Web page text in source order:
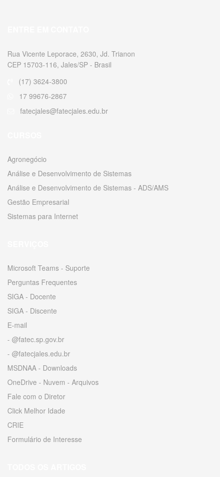
Rua Vicente Leporace, 2630, Jd. Trianon
CEP 15703-116, Jales/SP - Brasil
(17) 3624-3800
17 99676-2867
fatecjales@fatecjales.edu.br
Agronegócio
Análise e Desenvolvimento de Sistemas
Análise e Desenvolvimento de Sistemas - ADS/AMS
Gestão Empresarial
Sistemas para Internet
Microsoft Teams - Suporte
Perguntas Frequentes
SIGA - Docente
SIGA - Discente
E-mail
- @fatec.sp.gov.br
- @fatecjales.edu.br
MSDNAA - Downloads
OneDrive - Nuvem - Arquivos
Fale com o Diretor
Click Melhor Idade
CRIE
Formulário de Interesse